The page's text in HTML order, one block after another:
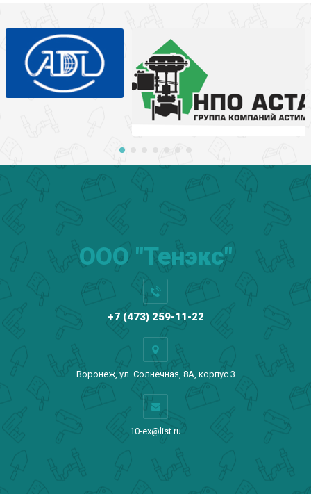
ООО "Тенэкс"
+7 (473) 259-11-22
Воронеж, ул. Солнечная, 8А, корпус 3
10-ex@list.ru